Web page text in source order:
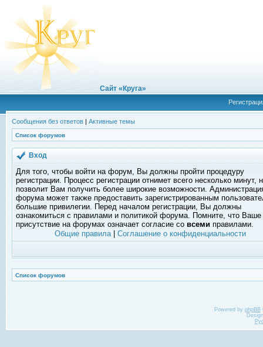
Сайт «Круга»
Сообщения без ответов | Активные темы
Список форумов
Вход
Для того, чтобы войти на форум, Вы должны пройти процедуру
регистрации. Процесс регистрации отнимет всего несколько минут,
позволит Вам получить более широкие возможности.
форума может также предоставить зарегистрированным
большие привилегии. Перед началом регистрации, Вы должны
ознакомиться с правилами и политикой форума. Помните, что Ваше
присутствие на форумах означает согласие со всеми правилами.
Общие правила| Соглашение о конфиденциальности
Список форумов
Powered by phpBB